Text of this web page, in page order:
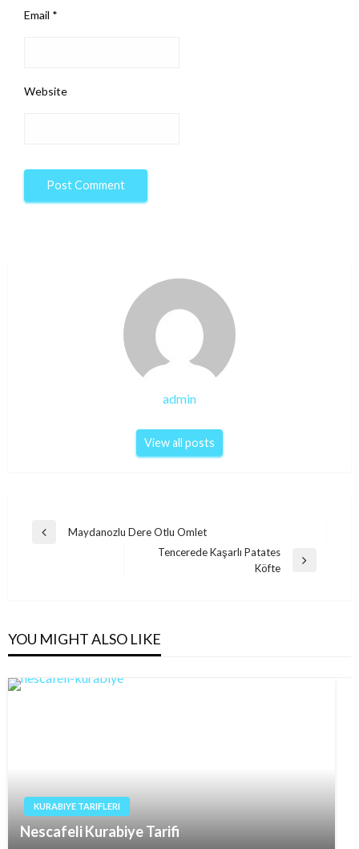
Email *
Website
admin
View all posts
Post
Previous
Maydanozlu Dere Otlu Omlet
Tencerede Kaşarlı Patates
Köfte
YOU MIGHT ALSO LIKE
KURABIYE TARIFLERI
Nescafeli Kurabiye Tarifi